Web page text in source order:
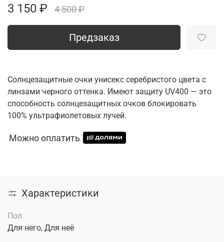
3 150 ₽ 4 500 ₽
Предзаказ
Солнцезащитные очки унисекс серебристого цвета с
линзами черного оттенка. Имеют защиту UV400 — это
способность солнцезащитных очков блокировать
100% ультрафиолетовых лучей.
Можно оплатить
Характеристики
Пол
Для него, Для неё